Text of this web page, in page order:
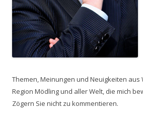
Themen, Meinungen und Neuigkeiten
Region Mödling und aller Welt, die mich
Zögern Sie nicht zu kommentieren.